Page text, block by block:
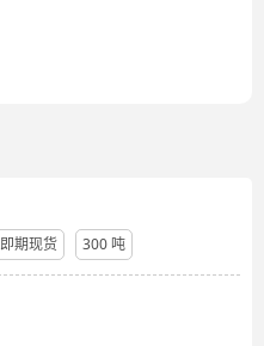
即期现货 300 吨